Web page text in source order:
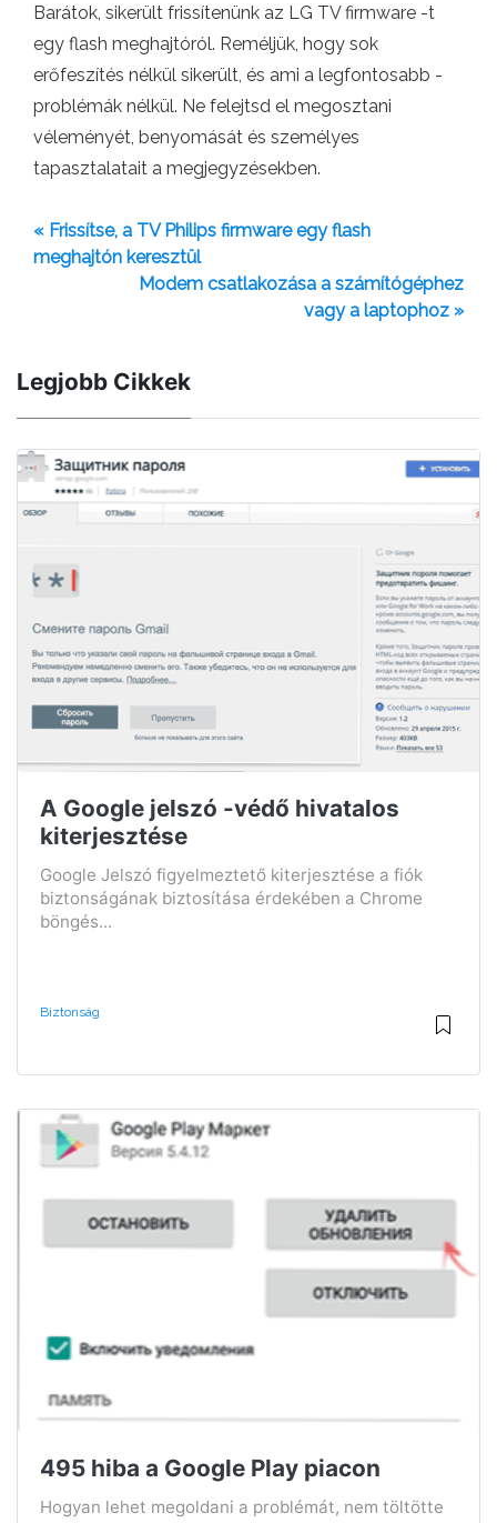
Barátok, sikerült frissítenünk az LG TV firmware -t
egy flash meghajtóról. Reméljük, hogy sok
erőfeszítés nélkül sikerült, és ami a legfontosabb -
problémák nélkül. Ne felejtsd el megosztani
véleményét, benyomását és személyes
tapasztalatait a megjegyzésekben.
« Frissítse, a TV Philips firmware egy flash
meghajtón keresztül
Modem csatlakozása a számítógéphez
vagy a laptophoz »
Legjobb Cikkek
A Google jelszó -védő hivatalos
kiterjesztése
Google Jelszó figyelmeztető kiterjesztése a fiók
biztonságának biztosítása érdekében a Chrome
böngés...
Biztonság
495 hiba a Google Play piacon
Hogyan lehet megoldani a problémát, nem töltötte